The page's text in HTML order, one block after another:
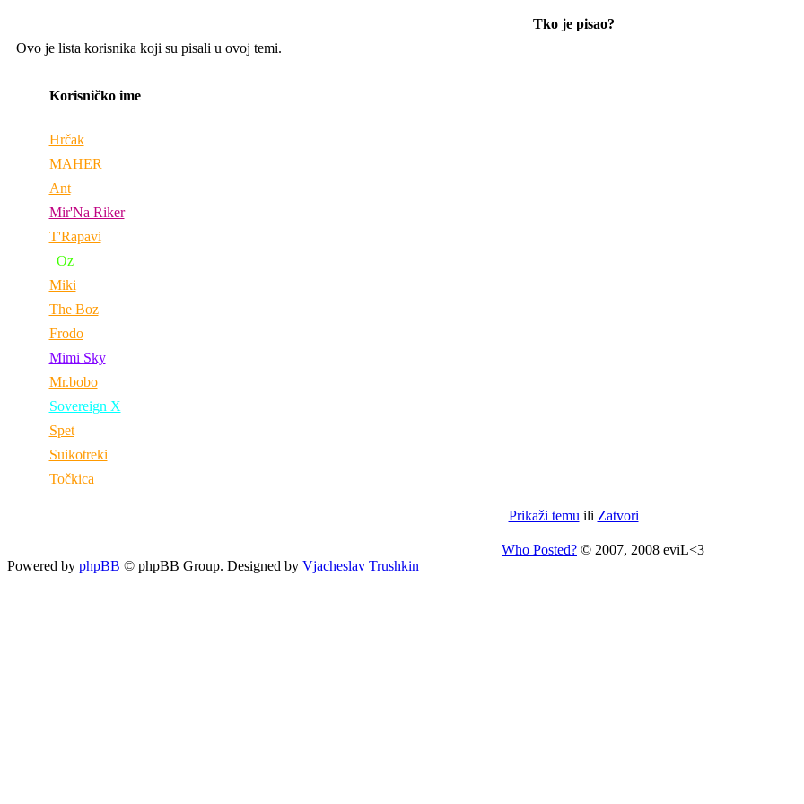
Tko je pisao?
Ovo je lista korisnika koji su pisali u ovoj temi.
Korisničko ime
Hrčak
MAHER
Ant
Mir'Na Riker
T'Rapavi
_Oz
Miki
The Boz
Frodo
Mimi Sky
Mr.bobo
Sovereign X
Spet
Suikotreki
Točkica
Prikaži temu ili Zatvori
Who Posted? © 2007, 2008 eviL<3
Powered by phpBB © phpBB Group. Designed by Vjacheslav Trushkin